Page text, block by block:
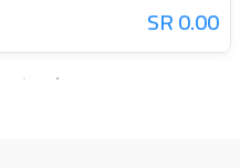
0.00 SR